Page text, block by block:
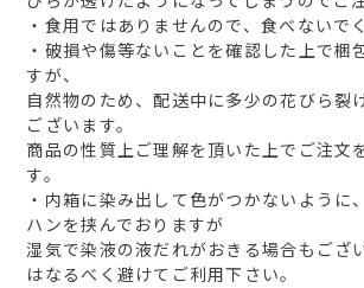
・食用ではありませんので、食べないで
・破損や傷等ないことを確認した上で梱
すが、
自然物のため、配送中に多少の花びら裂
ございます。
商品の性質上ご理解を頂いた上でご注文
す。
・内箱に染み出して色がつかないように
ハンを挟んでおりますが
湿気で染液の液だれがおきる場合もござ
はなるべく避けてご利用下さい。